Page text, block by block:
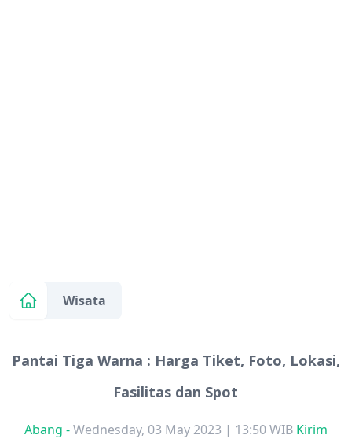
Wisata
Pantai Tiga Warna : Harga Tiket, Foto, Lokasi,
Fasilitas dan Spot
Abang -Wednesday, 03 May 2023 | 13:50 WIB Kirim